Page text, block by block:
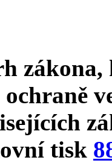
zákona,
ochraně
tisk